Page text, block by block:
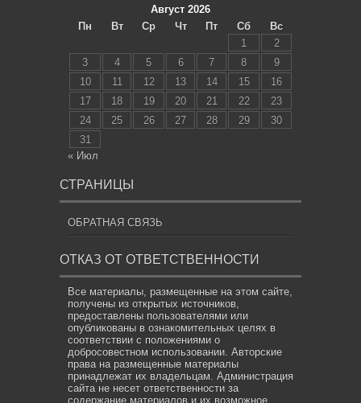
Август 2026
Пн
Вт Ср Чт Пт Сб
Вс
1
2
3
4 5 6 7 8
9
10
11 12 13 14 15
16
17
18 19 20 21 22
23
24
25 26 27 28 29
30
31
« Июл
СТРАНИЦЫ
ОБРАТНАЯ СВЯЗЬ
ОТКАЗ ОТ ОТВЕТСТВЕННОСТИ
Все материалы, размещенные на этом сайте,
получены из открытых источников,
предоставлены пользователями или
опубликованы в ознакомительных целях в
соответствии с положениями о
добросовестном использовании. Авторские
права на размещенные материалы
принадлежат их владельцам. Администрация
сайта не несет ответственности за
содержание материалов и их возможное